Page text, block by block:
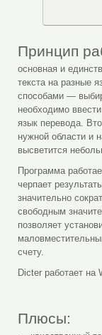
Принцип
основная и
текста на разные
способами —
необходимо
язык перевода.
нужной области и
высветится
Программа
черпает
значительно
свободным
позволяет
счету.
Dicter работает на
Плюсы: